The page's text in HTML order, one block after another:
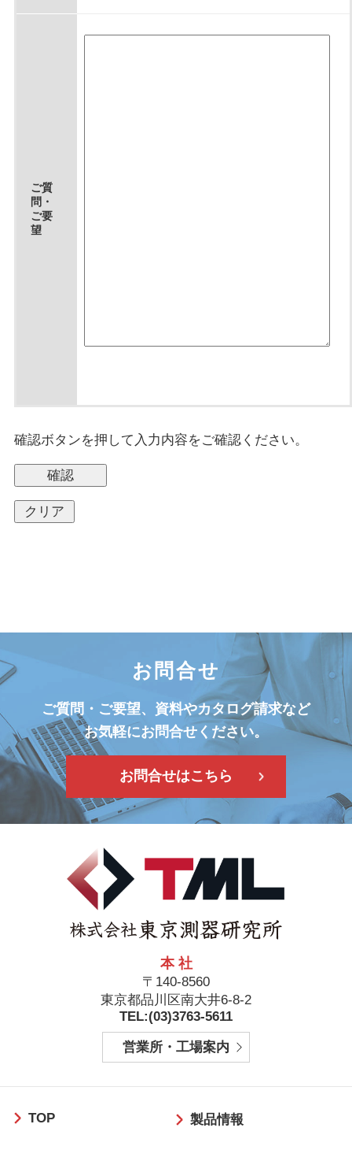
ご質
問・
ご要
望
確認ボタンを押して入力内容をご確認ください。
お問合せ
ご質問・ご要望、資料やカタログ請求など
お気軽にお問合せください。
お問合せはこちら
本 社
〒140-8560
東京都品川区南大井6-8-2
TEL:(03)3763-5611
営業所・工場案内
ッ
TOP 製品情報